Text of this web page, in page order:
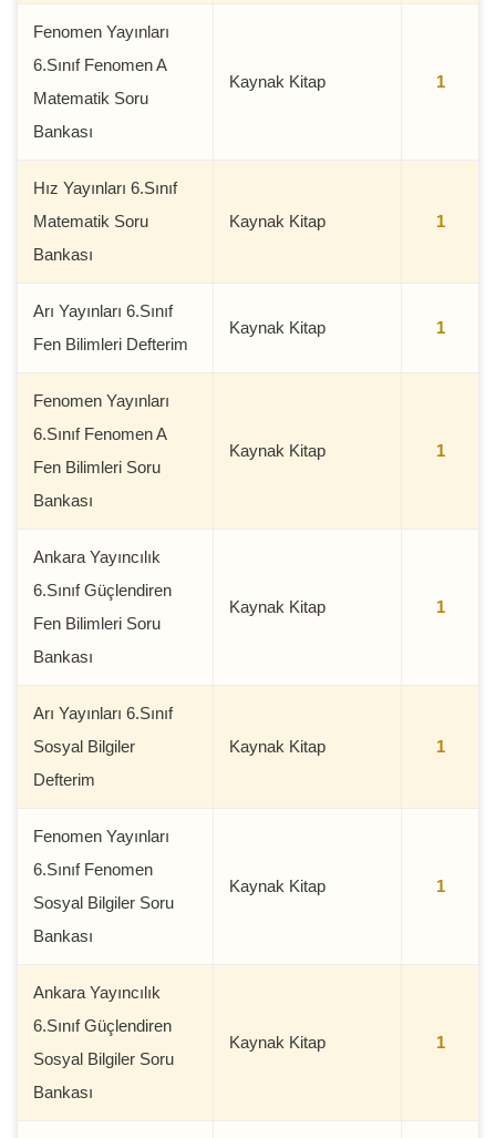
Fenomen Yayınları
6.Sınıf Fenomen A
Matematik Soru
Bankası
Kaynak Kitap 1
Hız Yayınları 6.Sınıf
Matematik Soru
Bankası
Kaynak Kitap 1
Arı Yayınları 6.Sınıf
Fen Bilimleri Defterim
Kaynak Kitap 1
Fenomen Yayınları
6.Sınıf Fenomen A
Fen Bilimleri Soru
Bankası
Kaynak Kitap 1
Ankara Yayıncılık
6.Sınıf Güçlendiren
Fen Bilimleri Soru
Bankası
Kaynak Kitap 1
Arı Yayınları 6.Sınıf
Sosyal Bilgiler
Defterim
Kaynak Kitap 1
Fenomen Yayınları
6.Sınıf Fenomen
Sosyal Bilgiler Soru
Bankası
Kaynak Kitap 1
Ankara Yayıncılık
6.Sınıf Güçlendiren
Sosyal Bilgiler Soru
Bankası
Kaynak Kitap 1